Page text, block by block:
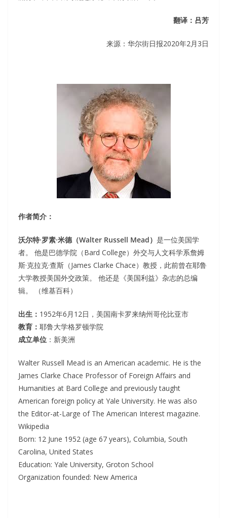
翻译：吕芳
来源：华尔街日报2020年2月3日
作者简介：
沃尔特·罗素·米德（Walter Russell Mead） 是一位美国学
者。 他是巴德学院（Bard College）外交与人文科学系詹姆
斯·克拉克·查斯（James Clarke Chace）教授，此前曾在耶鲁
大学教授美国外交政策。 他还是《美国利益》杂志的总编
辑。 （维基百科）
出生： 1952年6月12日，美国南卡罗来纳州哥伦比亚市
教育： 耶鲁大学格罗顿学院
成立单位 ：新美洲
Walter Russell Mead is an American academic. He is the
James Clarke Chace Professor of Foreign Affairs and
Humanities at Bard College and previously taught
American foreign policy at Yale University. He was also
the Editor-at-Large of The American Interest magazine.
Wikipedia
Born: 12 June 1952 (age 67 years), Columbia, South
Carolina, United States
Education: Yale University, Groton School
Organization founded: New America